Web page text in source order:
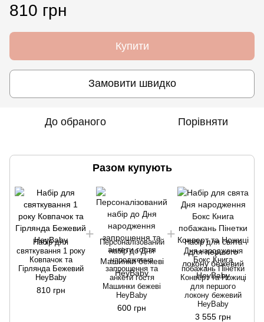
810 грн
Купити
Замовити швидко
До обраного Порівняти
Разом купують
Набір для
святкування 1 року
Ковпачок та
Гірлянда Бежевий
HeyBaby
810 грн
Персоналізований
набір до Дня
народження
запрошення та
анкети гостя
Машинки бежеві
HeyBaby
600 грн
Набір для свята
Дня народження
Бокс Книга
побажань Пінетки
Конверт та Ножиці
для першого
локону бежевий
HeyBaby
3 555 грн